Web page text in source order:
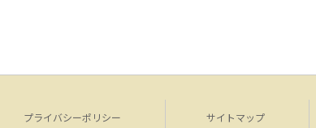
プライバシーポリシー サイトマップ